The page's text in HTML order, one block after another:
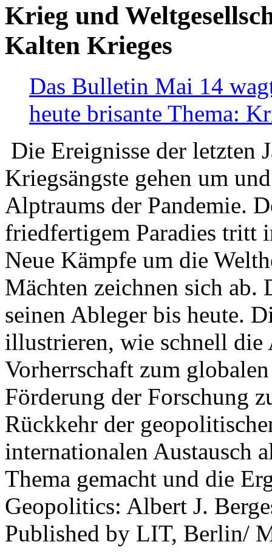
Krieg und
Kalten Krieges
Das Bulletin Mai 14
heute brisante Thema:
Die Ereignisse der letzten
Kriegsängste gehen um
Alptraums der Pandemie.
friedfertigem Paradies tritt
Neue Kämpfe um die
Mächten zeichnen sich
seinen Ableger bis heute.
illustrieren, wie schnell die
Vorherrschaft zum
Förderung der Forschung
Rückkehr der
internationalen Austausch
Thema gemacht und die
Geopolitics: Albert J.
Published by LIT, Berlin/